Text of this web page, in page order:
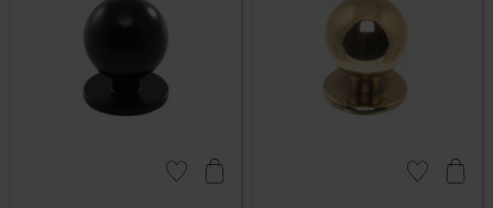
Gem som favorit Gem som